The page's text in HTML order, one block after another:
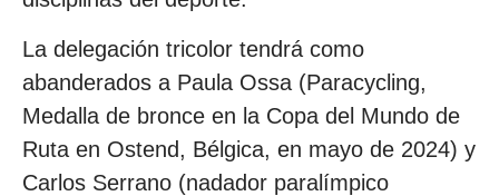
La delegación tricolor tendrá como
abanderados a Paula Ossa (Paracycling,
Medalla de bronce en la Copa del Mundo de
Ruta en Ostend, Bélgica, en mayo de 2024) y
Carlos Serrano (nadador paralímpico